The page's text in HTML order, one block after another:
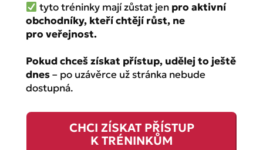
tyto tréninky mají zůstat jen pro aktivní
obchodníky, kteří chtějí růst, ne
pro veřejnost.
Pokud chceš získat přístup, udělej to ještě
dnes– po uzávěrce už stránka nebude
dostupná.
CHCI ZÍSKAT PŘÍSTUP
K TRÉNINKŮM